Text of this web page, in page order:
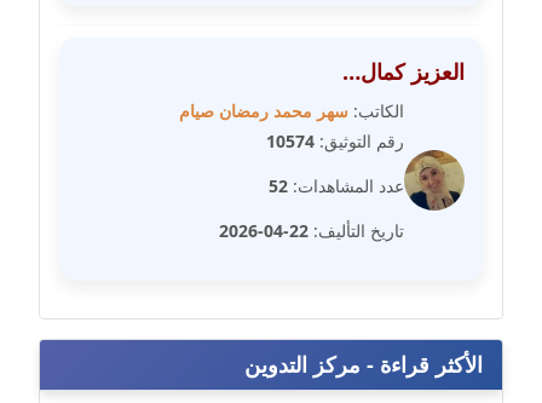
عاملة
مدونة سارة ابراهيم
مدونة سارة سعيد
عاملة
العزيز كمال…
الكاتب: سهر محمد رمضان صيام
رقم التوثيق: 10574
عدد المشاهدات: 52
تاريخ التأليف: 22-04-2026
الأكثر قراءة - مركز التدوين